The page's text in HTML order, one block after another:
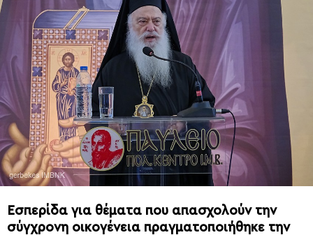
Εσπερίδα για θέματα που απασχολούν την
σύγχρονη οικογένεια πραγματοποιήθηκε την